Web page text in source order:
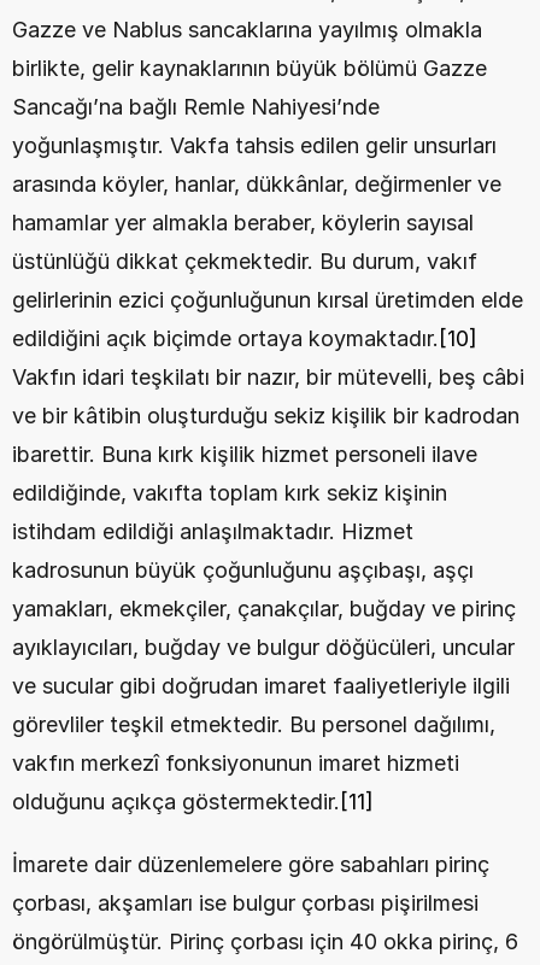
Gazze ve Nablus sancaklarına yayılmış olmakla
birlikte, gelir kaynaklarının büyük bölümü Gazze
Sancağı’na bağlı Remle Nahiyesi’nde
yoğunlaşmıştır. Vakfa tahsis edilen gelir unsurları
arasında köyler, hanlar, dükkânlar, değirmenler ve
hamamlar yer almakla beraber, köylerin sayısal
üstünlüğü dikkat çekmektedir. Bu durum, vakıf
gelirlerinin ezici çoğunluğunun kırsal üretimden elde
edildiğini açık biçimde ortaya koymaktadır. [10]
Vakfın idari teşkilatı bir nazır, bir mütevelli, beş câbi
ve bir kâtibin oluşturduğu sekiz kişilik bir kadrodan
ibarettir. Buna kırk kişilik hizmet personeli ilave
edildiğinde, vakıfta toplam kırk sekiz kişinin
istihdam edildiği anlaşılmaktadır. Hizmet
kadrosunun büyük çoğunluğunu aşçıbaşı, aşçı
yamakları, ekmekçiler, çanakçılar, buğday ve pirinç
ayıklayıcıları, buğday ve bulgur döğücüleri, uncular
ve sucular gibi doğrudan imaret faaliyetleriyle ilgili
görevliler teşkil etmektedir. Bu personel dağılımı,
vakfın merkezî fonksiyonunun imaret hizmeti
olduğunu açıkça göstermektedir. [11]
İmarete dair düzenlemelere göre sabahları pirinç
çorbası, akşamları ise bulgur çorbası pişirilmesi
öngörülmüştür. Pirinç çorbası için 40 okka pirinç, 6